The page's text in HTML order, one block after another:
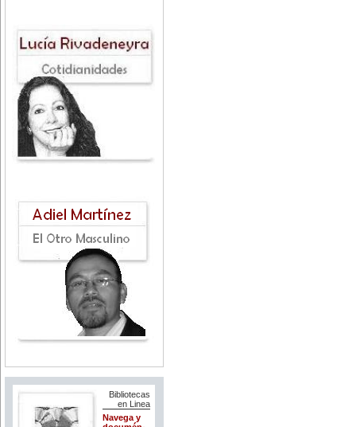
Bibliotecas
en Linea
Navega y